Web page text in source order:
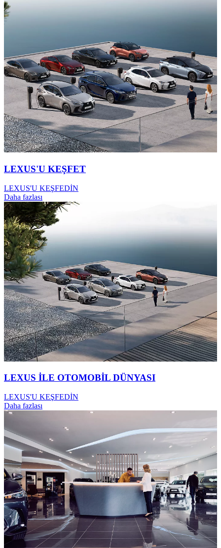
LEXUS'U KEŞFET
LEXUS'U KEŞFEDİN
Daha fazlası
LEXUS İLE OTOMOBİL DÜNYASI
LEXUS'U KEŞFEDİN
Daha fazlası